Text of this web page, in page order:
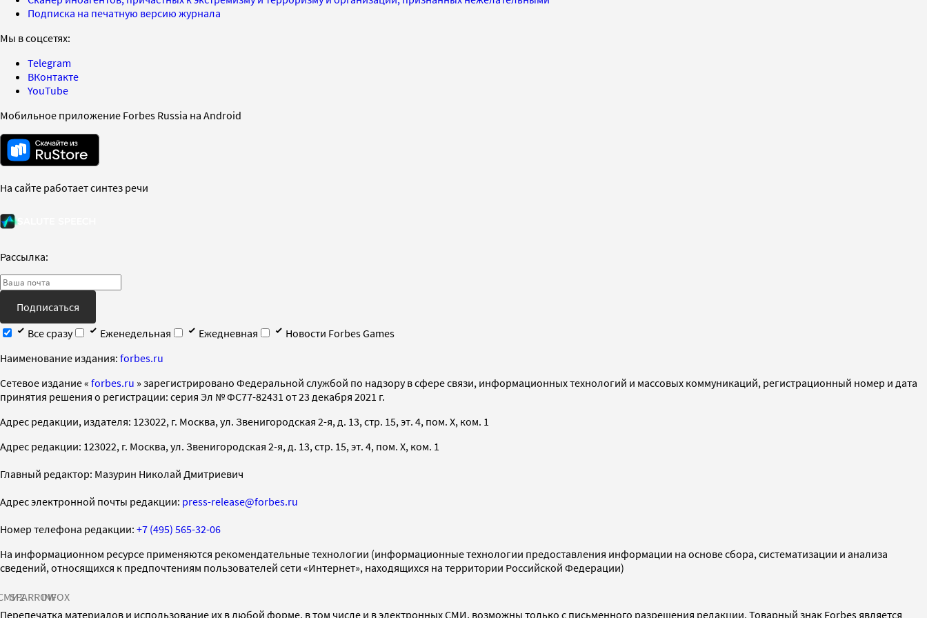
Подписка на печатную версию журнала
Мы в соцсетях:
Telegram
ВКонтакте
YouTube
Мобильное приложение Forbes Russia на Android
На сайте работает синтез речи
Рассылка:
Подписаться
Все сразу
Еженедельная Ежедневная
Новости Forbes Games
Наименование издания: forbes.ru
Cетевое издание « forbes.ru » зарегистрировано Федеральной службой по надзору в сфере связи, информационных технологий и массовых коммуникаций, регистрационный номер и дата
принятия решения о регистрации: серия Эл № ФС77-82431 от 23 декабря 2021 г.
Адрес редакции, издателя: 123022, г. Москва, ул. Звенигородская 2-я, д. 13, стр. 15, эт. 4, пом. X, ком. 1
Адрес редакции: 123022, г. Москва, ул. Звенигородская 2-я, д. 13, стр. 15, эт. 4, пом. X, ком. 1
Главный редактор: Мазурин Николай Дмитриевич
Адрес электронной почты редакции: press-release@forbes.ru
Номер телефона редакции: +7 (495) 565-32-06
На информационном ресурсе применяются рекомендательные технологии (информационные технологии предоставления информации на основе сбора, систематизации и анализа
сведений, относящихся к предпочтениям пользователей сети «Интернет», находящихся на территории Российской Федерации)
SPARROWINFOX
Перепечатка материалов и использование их в любой форме, в том числе и в электронных СМИ, возможны только с письменного разрешения редакции. Товарный знак Forbes является